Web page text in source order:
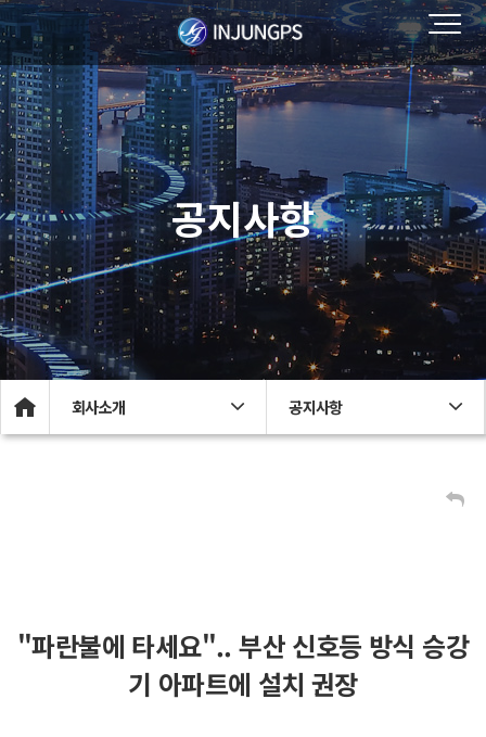
공지사항
회사소개 공지사항
"파란불에 타세요".. 부산 신호등 방식 승강
기 아파트에 설치 권장